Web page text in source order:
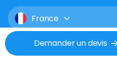
Demander un devis
France
Mentions